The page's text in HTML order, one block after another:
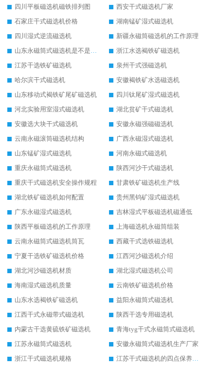
四川平板磁选机磁铁排列图
西安干式磁选机厂家
石家庄干式磁选机价格
湖南锰矿湿式磁选机
四川湿式逆流磁选机
新疆永磁筒磁选机的工作原理
山东永磁筒式磁选机是不是强磁
浙江水选褐铁矿磁选机
江苏干选铁矿磁选机
泉州干式强磁选机
哈尔滨干式磁选机
安徽褐铁矿水选磁选机
山东移动式褐铁矿尾矿磁选机
四川钛尾矿湿式磁选机
河北实验用室湿式磁选机
湖北贫矿干式磁选机
安徽选大块干式磁选机
安徽永磁强磁磁选机
云南永磁滚筒磁选机结构
广西永磁湿式磁选机
山东锰矿湿式磁选机
河南永磁式磁选机
重庆永磁筒式磁选机
陕西河沙干式磁选机
重庆干式磁选机安全操作规程
甘肃铁矿磁选机生产线
湖北铁矿磁选机如何配置
贵州黑钨矿湿式磁选机
广东永磁湿式磁选机
吉林湿式平板磁选机磁通低
陕西平板磁选机的工作原理
上海磁选机永磁筒组装
云南永磁筒式磁选机筒瓦
西藏干式选铁磁选机
宁夏干选铁矿磁选机价格
江西河沙磁选机介绍
湖北河沙磁选机材质
湖北湿式磁选机公司
海南湿式磁选机质量
云南铁矿磁选机价格
山东水选褐铁矿磁选机
益阳永磁筒式磁选机
江西干式永磁带式磁选机
陕西干选专用磁选机
内蒙古干选黄硫铁矿磁选机
青海tyg干式永磁筒式磁选机
江苏永磁筒式磁选机
安徽永磁筒式磁选机生产厂家
浙江干式磁选机规格
江苏干式磁选机的四点保养秘籍